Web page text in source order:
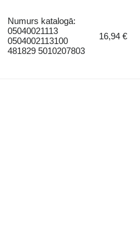
Numurs katalogā:
05040021113
0504002113100
481829 5010207803
16,94 €